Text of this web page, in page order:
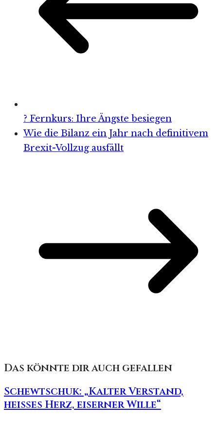
? Fernkurs: Ihre Ängste besiegen
Wie die Bilanz ein Jahr nach definitivem
Brexit-Vollzug ausfällt
Das könnte dir auch gefallen
Schewtschuk: „Kalter Verstand,
heißes Herz, eiserner Wille“